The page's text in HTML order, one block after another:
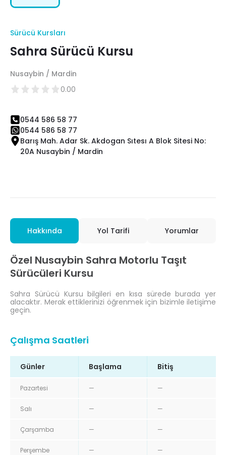
Sürücü Kursları
Sahra Sürücü Kursu
Nusaybin / Mardin
0.00
0544 586 58 77
0544 586 58 77
Barış Mah. Adar Sk. Akdogan Sıtesı A Blok Sitesi No:
20A Nusaybin / Mardin
Hakkında Yol Tarifi Yorumlar
Özel Nusaybin Sahra Motorlu Taşıt
Sürücüleri Kursu
Sahra Sürücü Kursu bilgileri en kısa sürede burada yer
alacaktır. Merak ettiklerinizi öğrenmek için bizimle iletişime
geçin.
Çalışma Saatleri
Günler Başlama Bitiş
Pazartesi — —
Salı — —
Çarşamba — —
Perşembe — —